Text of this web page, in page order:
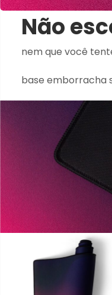
Não
nem que você
base emborracha